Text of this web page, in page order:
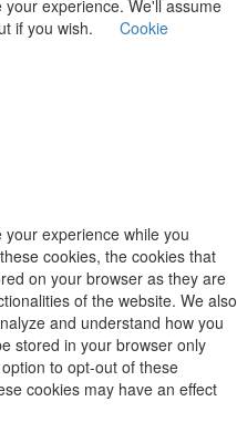
experience. We'll assume
if you wish.
Cookie
experience while you
cookies, the cookies that
on your browser as they are
of the website. We also
and understand how you
stored in your browser only
to opt-out of these
cookies may have an effect